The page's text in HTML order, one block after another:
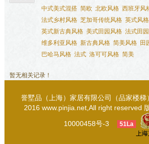
中式美式混搭 简欧 北欧风格 西班牙风
法式乡村风格 芝加哥传统风格 英式风格
英式新古典风格 美式田园风格 法式田
维多利亚风格 新古典风格 简美风格 田
巴哈马风格 法式 洛可可风格 简美
暂无相关记录！
誉墅品（上海）家居有限公司（品家楼
2016 www.pinjia.net,All right reserved
10000458号-3 51La